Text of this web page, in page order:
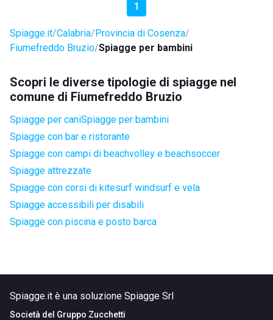
1
Spiagge.it Calabria Provincia di Cosenza
Fiumefreddo Bruzio Spiagge per bambini
Scopri le diverse tipologie di spiagge nel
comune di Fiumefreddo Bruzio
Spiagge per caniSpiagge per bambini
Spiagge con bar e ristorante
Spiagge con campi di beachvolley e beachsoccer
Spiagge attrezzate
Spiagge con corsi di kitesurf windsurf e vela
Spiagge accessibili per disabili
Spiagge con piscina e posto barca
Spiagge.it è una soluzione Spiagge Srl
Società del Gruppo Zucchetti